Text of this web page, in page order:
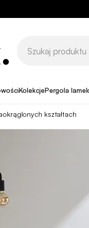
KolekcjePergola
kształtach